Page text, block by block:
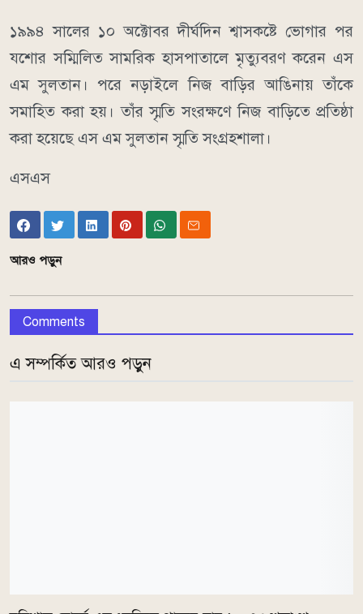
১৯৯৪ সালের ১০ অক্টোবর দীর্ঘদিন শ্বাসকষ্টে ভোগার পর
যশোর সম্মিলিত সামরিক হাসপাতালে মৃত্যুবরণ করেন এস
এম সুলতান। পরে নড়াইলে নিজ বাড়ির আঙিনায় তাঁকে
সমাহিত করা হয়। তাঁর স্মৃতি সংরক্ষণে নিজ বাড়িতে প্রতিষ্ঠা
করা হয়েছে এস এম সুলতান স্মৃতি সংগ্রহশালা।
এসএস
আরও পড়ুন
Comments
এ সম্পর্কিত আরও পড়ুন